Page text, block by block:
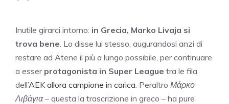
Inutile girarci intorno: in Grecia, Marko Livaja si
trova bene . Lo disse lui stesso, augurandosi anzi di
restare ad Atene il più a lungo possibile, per continuare
a esserprotagonista in Super League tra le fila
dell’AEK allora campione in carica . Peraltro Μάρκο
Λιβάγια– questa la trascrizione in greco – ha pure